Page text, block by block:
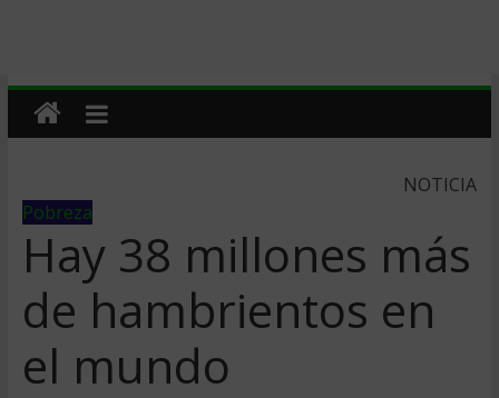
NOTICIA
Pobreza
Hay 38 millones más
de hambrientos en
el mundo